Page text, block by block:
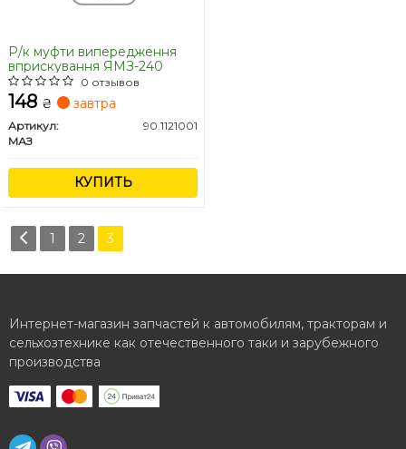
Р/к муфти випередження
вприскування ЯМЗ-240
0 отзывов
148 ₴ завтра
Артикул:
90.1121001
МАЗ
КУПИТЬ
1 2 3
Интернет-магазин запчастей к автомобилям, тракторам и
сельхозтехнике как отечественного таки и зарубежного
производства